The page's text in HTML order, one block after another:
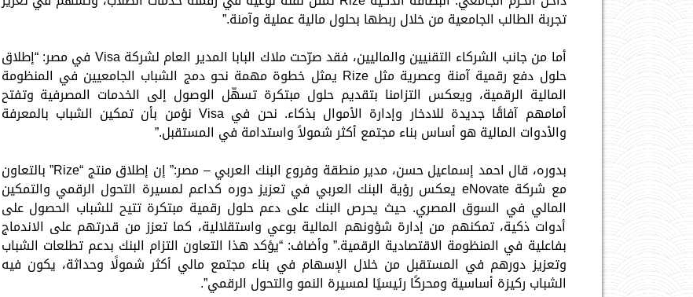
تجربة الطالب الجامعية من خلال ربطها بحلول مالية عملية وآمنة.”
أما من جانب الشركاء التقنيين والماليين، فقد صرّحت ملاك البابا المدير العام لشركة Visa في مصر: “إطلاق
حلول دفع رقمية آمنة وعصرية مثل Rize يمثل خطوة مهمة نحو دمج الشباب الجامعيين في المنظومة
المالية الرقمية، ويعكس التزامنا بتقديم حلول مبتكرة تسهّل الوصول إلى الخدمات المصرفية وتفتح
أمامهم آفاقًا جديدة للادخار وإدارة الأموال بذكاء. نحن في Visa نؤمن بأن تمكين الشباب بالمعرفة
والأدوات المالية هو أساس بناء مجتمع أكثر شمولاً واستدامة في المستقبل.”
بدوره، قال احمد إسماعيل حسن، مدير منطقة وفروع البنك العربي – مصر:” إن إطلاق منتج “Rize” بالتعاون
مع شركة eNovate يعكس رؤية البنك العربي في تعزيز دوره كداعم لمسيرة التحول الرقمي والتمكين
المالي في السوق المصري. حيث يحرص البنك على دعم حلول رقمية مبتكرة تتيح للشباب الحصول على
أدوات ذكية، تمكنهم من إدارة شؤونهم المالية بوعي واستقلالية، كما تعزز من قدرتهم على الاندماج
بفاعلية في المنظومة الاقتصادية الرقمية.” وأضاف: “يؤكد هذا التعاون التزام البنك بدعم تطلعات الشباب
وتعزيز دورهم في المستقبل من خلال الإسهام في بناء مجتمع مالي أكثر شمولًا وحداثة، يكون فيه
الشباب ركيزة أساسية ومحركًا رئيسيًا لمسيرة النمو والتحول الرقمي”.